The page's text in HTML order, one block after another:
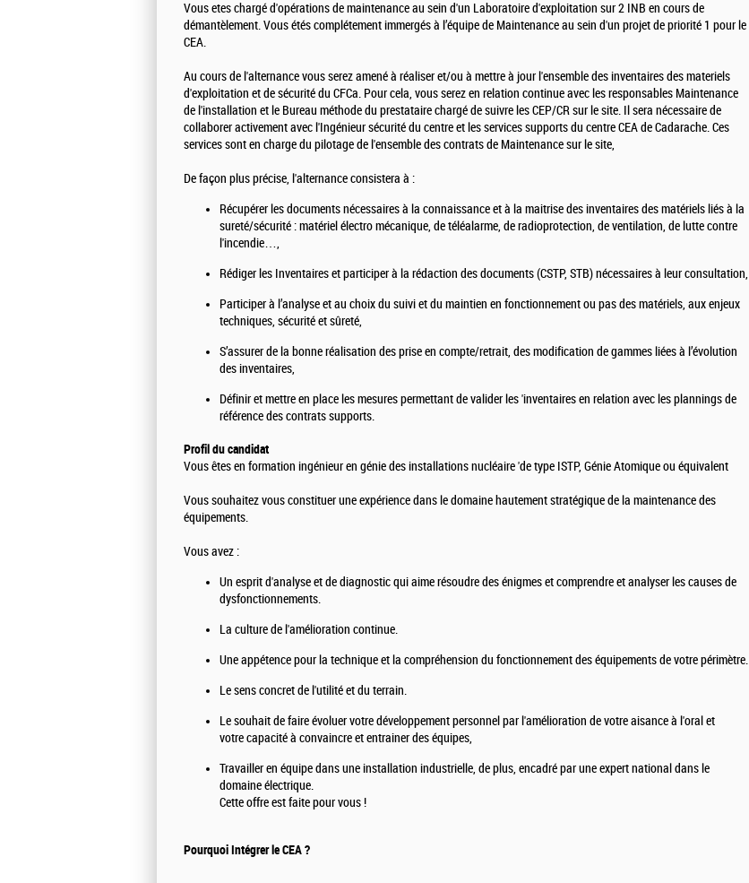
Vous etes chargé d'opérations de maintenance au sein d'un Laboratoire d'exploitation sur 2 INB en cours de
démantèlement. Vous étés complétement immergés à l’équipe de Maintenance au sein d'un projet de priorité 1 pour le
CEA.
Au cours de l'alternance vous serez amené à réaliser et/ou à mettre à jour l'ensemble des inventaires des materiels
d'exploitation et de sécurité du CFCa. Pour cela, vous serez en relation continue avec les responsables Maintenance
de l'installation et le Bureau méthode du prestataire chargé de suivre les CEP/CR sur le site. Il sera nécessaire de
collaborer activement avec l'Ingénieur sécurité du centre et les services supports du centre CEA de Cadarache. Ces
services sont en charge du pilotage de l'ensemble des contrats de Maintenance sur le site,
De façon plus précise, l'alternance consistera à :
Récupérer les documents nécessaires à la connaissance et à la maitrise des inventaires des matériels liés à la
sureté/sécurité : matériel électro mécanique, de téléalarme, de radioprotection, de ventilation, de lutte contre
l'incendie…,
Rédiger les Inventaires et participer à la rédaction des documents (CSTP, STB) nécessaires à leur consultation,
Participer à l’analyse et au choix du suivi et du maintien en fonctionnement ou pas des matériels, aux enjeux
techniques, sécurité et sûreté,
S’assurer de la bonne réalisation des prise en compte/retrait, des modification de gammes liées à l’évolution
des inventaires,
Définir et mettre en place les mesures permettant de valider les 'inventaires en relation avec les plannings de
référence des contrats supports.
Profil du candidat
Vous êtes en formation ingénieur en génie des installations nucléaire 'de type ISTP, Génie Atomique ou équivalent
Vous souhaitez vous constituer une expérience dans le domaine hautement stratégique de la maintenance des
équipements.
Vous avez :
Un esprit d'analyse et de diagnostic qui aime résoudre des énigmes et comprendre et analyser les causes de
dysfonctionnements.
La culture de l'amélioration continue.
Une appétence pour la technique et la compréhension du fonctionnement des équipements de votre périmètre.
Le sens concret de l'utilité et du terrain.
Le souhait de faire évoluer votre développement personnel par l'amélioration de votre aisance à l'oral et
votre capacité à convaincre et entrainer des équipes,
Travailler en équipe dans une installation industrielle, de plus, encadré par une expert national dans le
domaine électrique.
Cette offre est faite pour vous !
Pourquoi Intégrer le CEA ?